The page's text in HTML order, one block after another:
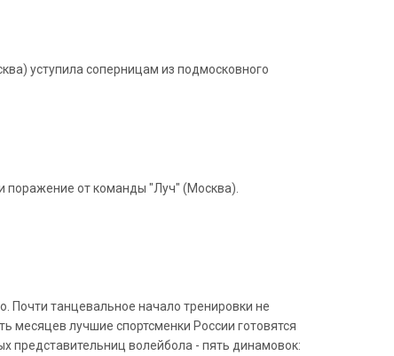
уступила соперницам из подмосковного
поражение от команды "Луч" (Москва).
Почти танцевальное начало тренировки не
месяцев лучшие спортсменки России готовятся
представительниц волейбола - пять динамовок: